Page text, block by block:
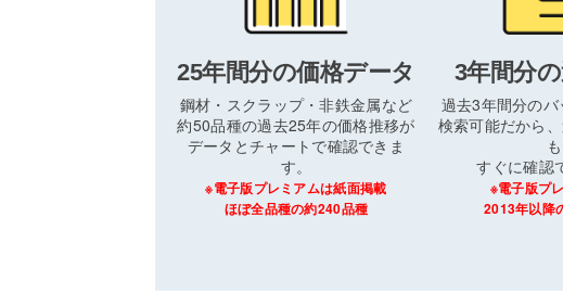
25年間分の価格データ
鋼材・スクラップ・非鉄金属など
約50品種の過去25年の価格推移が
データとチャートで確認できま
す。
※電子版プレミアムは紙面掲載
ほぼ全品種の約240品種
3年間分
過去3年間分の
検索可能だから
も
すぐに確認
※電子版プ
2013年以降